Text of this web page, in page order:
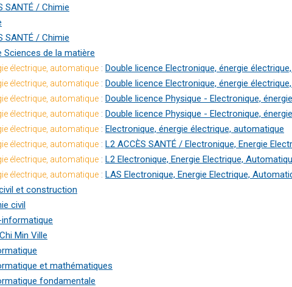
SANTÉ / Chimie
SANTÉ / Chimie
Sciences de la matière
électrique, automatique : Double licence Electronique, énergie
électrique, automatique : Double licence Electronique, énergie
électrique, automatique : Double licence Physique - Electronique,
électrique, automatique : Double licence Physique - Electronique,
électrique, automatique : Electronique, énergie électrique, automatique
électrique, automatique : L2 ACCÈS SANTÉ / Electronique, Energie
électrique, automatique : L2 Electronique, Energie Electrique,
électrique, automatique : LAS Electronique, Energie Electrique,
et construction
civil
Min Ville
et mathématiques
fondamentale